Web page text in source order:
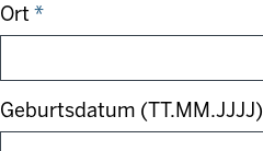
Ort *
Geburtsdatum (TT.MM.JJJJ)